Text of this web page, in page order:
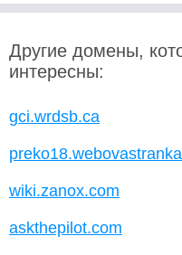
Другие домены,
интересны:
gci.wrdsb.ca
wiki.zanox.com
askthepilot.com